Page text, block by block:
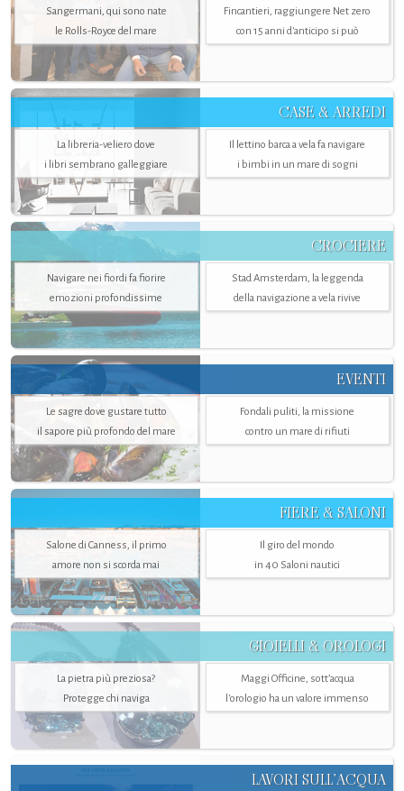
Sangermani, qui sono nate
le Rolls-Royce del mare
Fincantieri, raggiungere Net zero
con 15 anni d'anticipo si può
CASE & ARREDI
La libreria-veliero dove
i libri sembrano galleggiare
Il lettino barca a vela fa navigare
i bimbi in un mare di sogni
CROCIERE
Navigare nei fiordi fa fiorire
emozioni profondissime
Stad Amsterdam, la leggenda
della navigazione a vela rivive
EVENTI
Le sagre dove gustare tutto
il sapore più profondo del mare
Fondali puliti, la missione
contro un mare di rifiuti
FIERE & SALONI
Salone di Canness, il primo
amore non si scorda mai
Il giro del mondo
in 40 Saloni nautici
GIOIELLI & OROLOGI
La pietra più preziosa?
Protegge chi naviga
Maggi Officine, sott’acqua
l'orologio ha un valore immenso
LAVORI SULL’ACQUA